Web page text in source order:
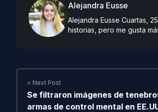
Alejandra Eusse
Alejandra Eusse Cuartas,
historias, pero me gusta
< Next Post
Se filtraron imágenes de
armas de control mental en